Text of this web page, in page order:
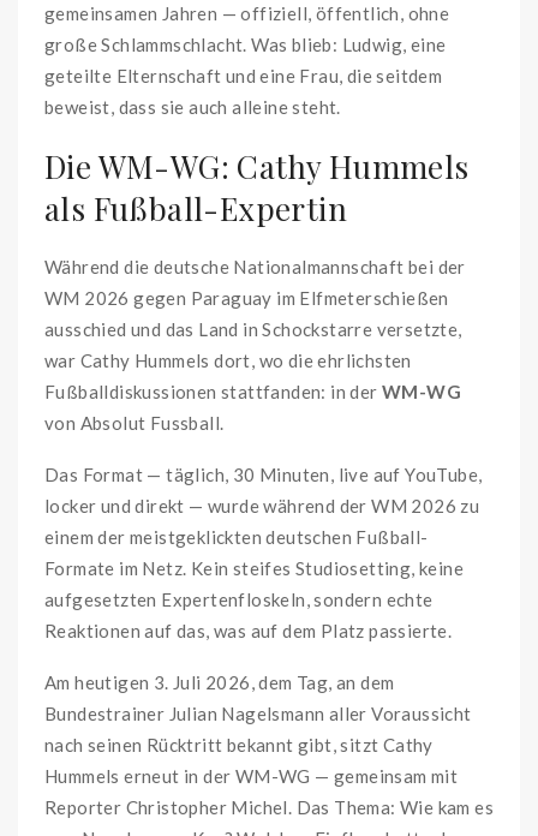
gemeinsamen Jahren — offiziell, öffentlich, ohne
große Schlammschlacht. Was blieb: Ludwig, eine
geteilte Elternschaft und eine Frau, die seitdem
beweist, dass sie auch alleine steht.
Die WM-WG: Cathy Hummels
als Fußball-Expertin
Während die deutsche Nationalmannschaft bei der
WM 2026 gegen Paraguay im Elfmeterschießen
ausschied und das Land in Schockstarre versetzte,
war Cathy Hummels dort, wo die ehrlichsten
Fußballdiskussionen stattfanden: in der WM-WG
von Absolut Fussball.
Das Format — täglich, 30 Minuten, live auf YouTube,
locker und direkt — wurde während der WM 2026 zu
einem der meistgeklickten deutschen Fußball-
Formate im Netz. Kein steifes Studiosetting, keine
aufgesetzten Expertenfloskeln, sondern echte
Reaktionen auf das, was auf dem Platz passierte.
Am heutigen 3. Juli 2026, dem Tag, an dem
Bundestrainer Julian Nagelsmann aller Voraussicht
nach seinen Rücktritt bekannt gibt, sitzt Cathy
Hummels erneut in der WM-WG — gemeinsam mit
Reporter Christopher Michel. Das Thema: Wie kam es